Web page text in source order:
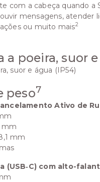
com a cabeça quando a
mensagens, atender
ou muito mais2
a poeira, suor
suor e água (IP54)
peso7
Ativo de
mm
mm
(USB‑C) com alto-